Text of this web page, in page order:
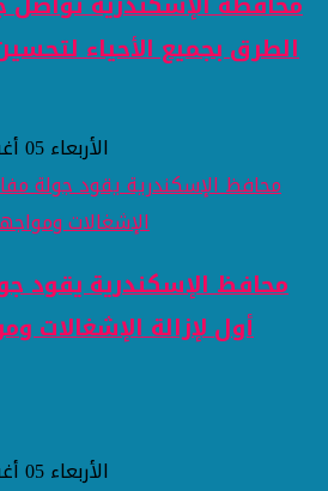
الطرق بجميع الأحياء
الأربعاء 05 أغسطس 2026 04:42 مساءً
محافظ الإسكندرية يقود
أول لإزالة الإشغالات
الأربعاء 05 أغسطس 2026 04:39 مساءً